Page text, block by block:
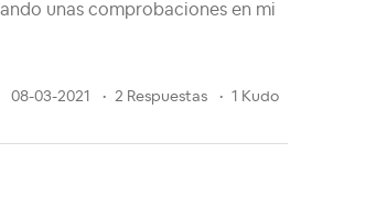
unas comprobaciones en mi
08-03-2021 2 Respuestas 1 Kudo